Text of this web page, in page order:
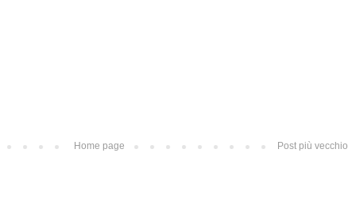
Post più vecchio
Home page